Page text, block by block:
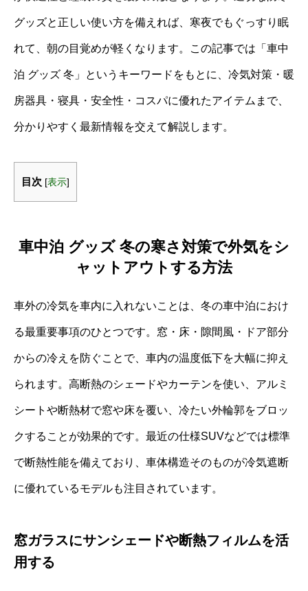
グッズと正しい使い方を備えれば、寒夜でもぐっすり眠
れて、朝の目覚めが軽くなります。この記事では「車中
泊 グッズ 冬」というキーワードをもとに、冷気対策・暖
房器具・寝具・安全性・コスパに優れたアイテムまで、
分かりやすく最新情報を交えて解説します。
目次 [表示]
車中泊 グッズ 冬の寒さ対策で外気をシ
ャットアウトする方法
車外の冷気を車内に入れないことは、冬の車中泊におけ
る最重要事項のひとつです。窓・床・隙間風・ドア部分
からの冷えを防ぐことで、車内の温度低下を大幅に抑え
られます。高断熱のシェードやカーテンを使い、アルミ
シートや断熱材で窓や床を覆い、冷たい外輪郭をブロッ
クすることが効果的です。最近の仕様SUVなどでは標準
で断熱性能を備えており、車体構造そのものが冷気遮断
に優れているモデルも注目されています。
窓ガラスにサンシェードや断熱フィルムを活
用する